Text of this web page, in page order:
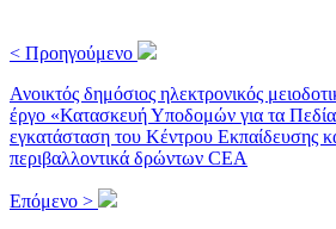
< Προηγούμενο
Ανοικτός δημόσιος ηλεκτρονικός
έργο «Κατασκευή Υποδομών για τα
εγκατάσταση του Κέντρου Εκπαίδευσης
περιβαλλοντικά δρώντων CEA
Επόμενο >